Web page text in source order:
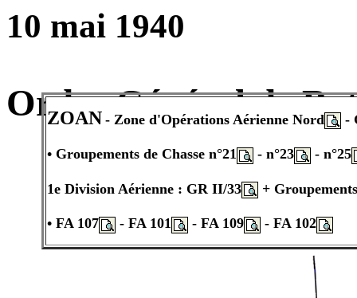
10 mai 1940
Ordre Général de
ZOAN - Zone d'Opérations Aérienne Nord -
• Groupements de Chasse n°21 - n°23 - n°25
1e Division Aérienne : GR II/33 +
• FA 107 - FA 101 - FA 109 - FA 102